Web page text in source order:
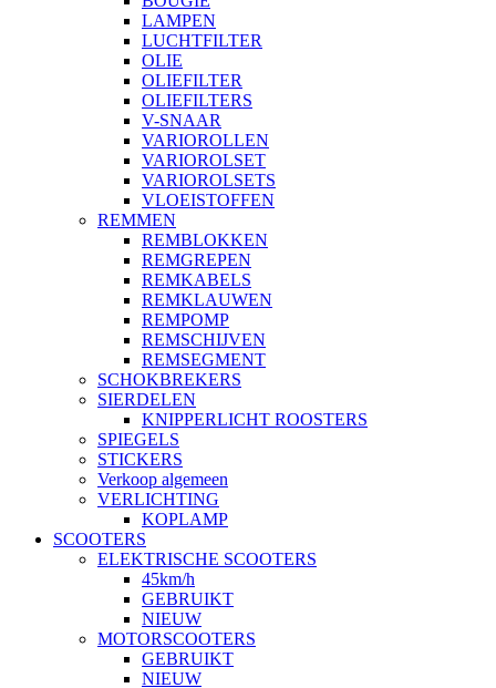
LAMPEN
LUCHTFILTER
OLIE
OLIEFILTER
OLIEFILTERS
V-SNAAR
VARIOROLLEN
VARIOROLSET
VARIOROLSETS
VLOEISTOFFEN
REMMEN
REMBLOKKEN
REMGREPEN
REMKABELS
REMKLAUWEN
REMPOMP
REMSCHIJVEN
REMSEGMENT
SCHOKBREKERS
SIERDELEN
KNIPPERLICHT ROOSTERS
SPIEGELS
STICKERS
Verkoop algemeen
VERLICHTING
KOPLAMP
SCOOTERS
ELEKTRISCHE SCOOTERS
45km/h
GEBRUIKT
NIEUW
MOTORSCOOTERS
GEBRUIKT
NIEUW